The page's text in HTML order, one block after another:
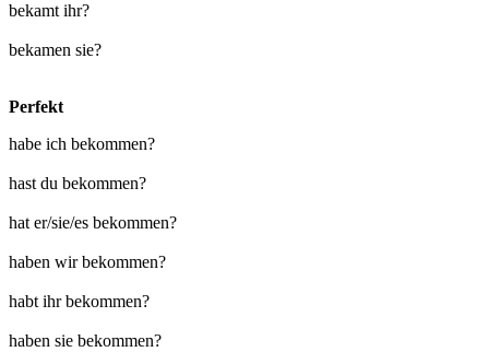
bekamt ihr?
bekamen sie?
Perfekt
habe ich bekommen?
hast du bekommen?
hat er/sie/es bekommen?
haben wir bekommen?
habt ihr bekommen?
haben sie bekommen?